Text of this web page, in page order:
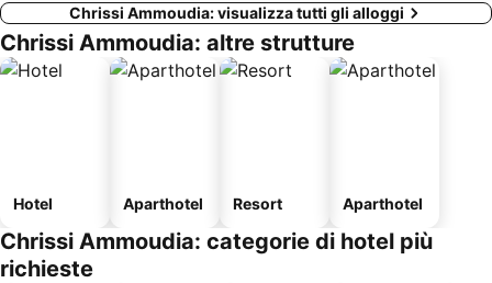
Chrissi Ammoudia: visualizza tutti gli alloggi
Chrissi Ammoudia: altre strutture
Hotel Aparthotel Resort Aparthotel
Chrissi Ammoudia: categorie di hotel più
richieste